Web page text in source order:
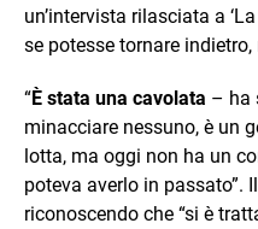
un’intervista rilasciata a
se potesse tornare
“È stata una cavolata – ha
minacciare nessuno, è un
lotta, ma oggi non ha un
poteva averlo in passato”.
riconoscendo che “si è